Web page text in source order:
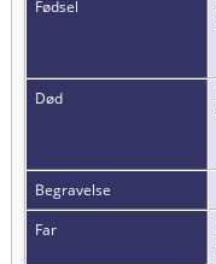
Fødsel
Død
Begravelse
Far